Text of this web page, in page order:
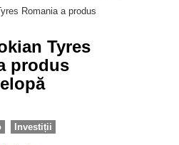
Tyres
produs
Investiții